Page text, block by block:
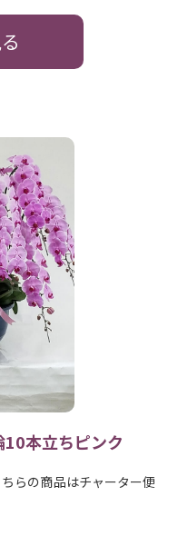
10本立ちピンク
らの商品はチャーター便